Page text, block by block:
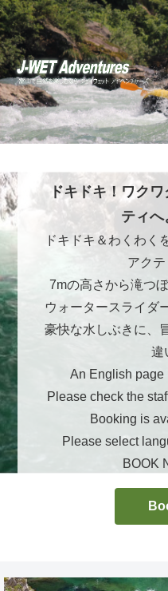
ドキドキ！ワク
ティへ
ドキドキ＆わくわく
アクテ
7mの高さから滝つ
ウォータースライダ
豪快な水しぶきに、
違
An English page
Please check the
Booking is
Please select
BOOK